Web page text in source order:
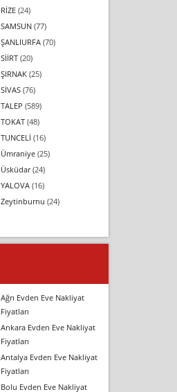
RİZE(24)
SAMSUN(77)
ŞANLIURFA(70)
SİİRT(20)
ŞIRNAK(25)
SİVAS(76)
TALEP (589)
TOKAT(48)
TUNCELİ (16)
Ümraniye(25)
Üsküdar(24)
YALOVA(16)
Zeytinburnu (24)
Ağrı Evden Eve Nakliyat
Fiyatları
Ankara Evden Eve Nakliyat
Fiyatları
Antalya Evden Eve Nakliyat
Fiyatları
Bolu Evden Eve Nakliyat